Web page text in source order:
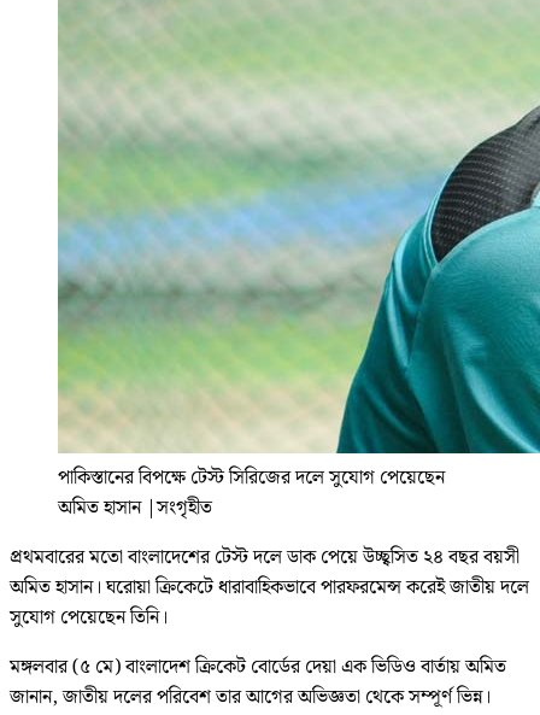
পাকিস্তানের বিপক্ষে টেস্ট সিরিজের দলে সুযোগ পেয়েছেন
অমিত হাসান |সংগৃহীত
প্রথমবারের মতো বাংলাদেশের টেস্ট দলে ডাক পেয়ে উচ্ছ্বসিত ২৪ বছর বয়সী
অমিত হাসান। ঘরোয়া ক্রিকেটে ধারাবাহিকভাবে পারফরমেন্স করেই জাতীয় দলে
সুযোগ পেয়েছেন তিনি।
মঙ্গলবার (৫ মে) বাংলাদেশ ক্রিকেট বোর্ডের দেয়া এক ভিডিও বার্তায় অমিত
জানান, জাতীয় দলের পরিবেশ তার আগের অভিজ্ঞতা থেকে সম্পূর্ণ ভিন্ন।